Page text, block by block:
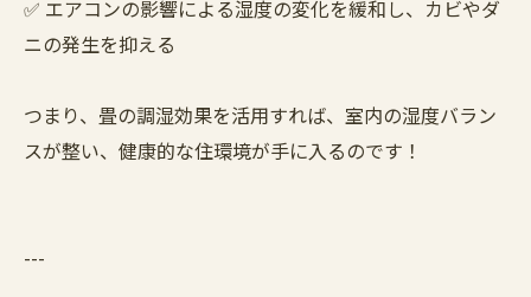
✅ エアコンの影響による湿度の変化を緩和し、カビやダ
ニの発生を抑える
つまり、畳の調湿効果を活用すれば、室内の湿度バラン
スが整い、健康的な住環境が手に入るのです！
---